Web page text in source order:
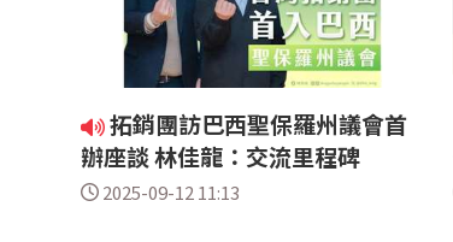
拓銷團訪巴西聖保羅州議會首
辦座談 林佳龍：交流里程碑
2025-09-12 11:13